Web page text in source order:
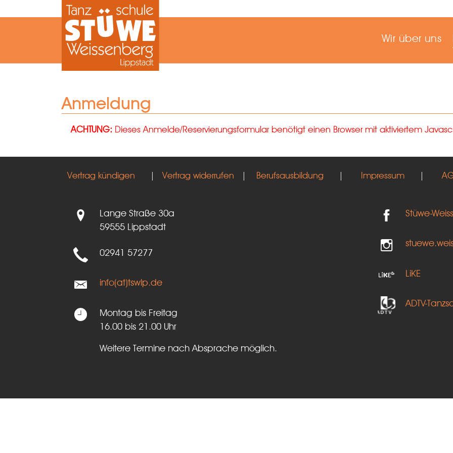
Zum Hauptinhalt springen
Wir über uns
Anmeldung
ACHTUNG: Dieses Anmelde/Reservierungsformular benötigt einen Browser mit aktiviertem
Vertrag kündigen |Vertrag widerrufen | Berufsausbildung | Impressum |
Lange Straße 30a
59555 Lippstadt
02941 57277
info(at)tswlp.de
Montag bis Freitag
16.00 bis 21.00 Uhr
Weitere Termine nach Absprache möglich.
Stüwe-
LiKE
ADTV-